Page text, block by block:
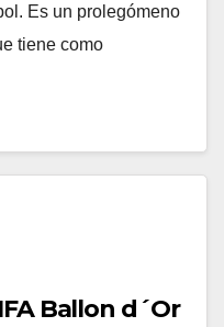
Es un prolegómeno
tiene como
Ballon d´Or